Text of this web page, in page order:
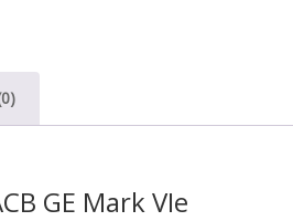
GE Mark VIe